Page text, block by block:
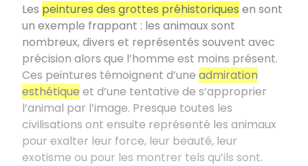
Les peintures des grottes préhistoriques en sont
un exemple frappant : les animaux sont
nombreux, divers et représentés souvent avec
précision alors que l’homme est moins présent.
Ces peintures témoignent d’une admiration
esthétique et d’une tentative de s’approprier
l’animal par l’image. Presque toutes les
civilisations ont ensuite représenté les animaux
pour exalter leur force, leur beauté, leur
exotisme ou pour les montrer tels qu’ils sont.